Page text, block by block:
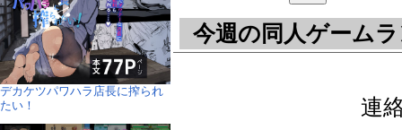
今週の同人ゲーム
連
デカケツパワハラ店長に搾られ
たい！